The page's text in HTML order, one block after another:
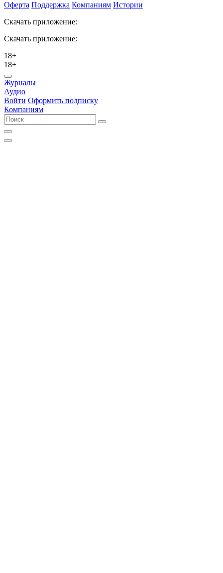
Оферта Поддержка Компаниям Истории
Скачать приложение:
Скачать приложение:
18+
18+
Журналы
Аудио
Войти Оформить подписку
Компаниям